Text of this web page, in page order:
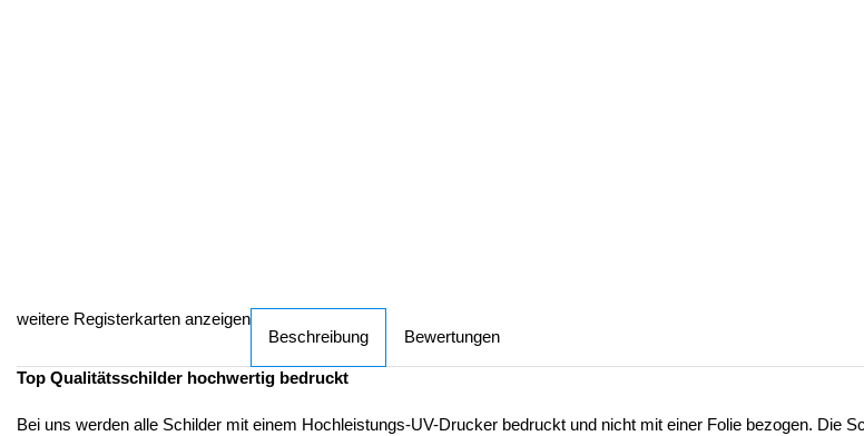
weitere Registerkarten anzeigen
Beschreibung
Bewertungen
Top Qualitätsschilder hochwertig bedruckt
Bei uns werden alle Schilder mit einem Hochleistungs-UV-Drucker bedruckt und nicht mit einer Folie bezogen. Die